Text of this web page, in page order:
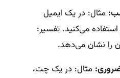
مثال: در یک ایمیل
می‌کنید. تفسیر:
را نشان می‌دهد.
مثال: در یک چت،